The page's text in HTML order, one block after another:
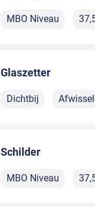
MBO Niveau
Glaszetter
Dichtbij
Schilder
MBO Niveau